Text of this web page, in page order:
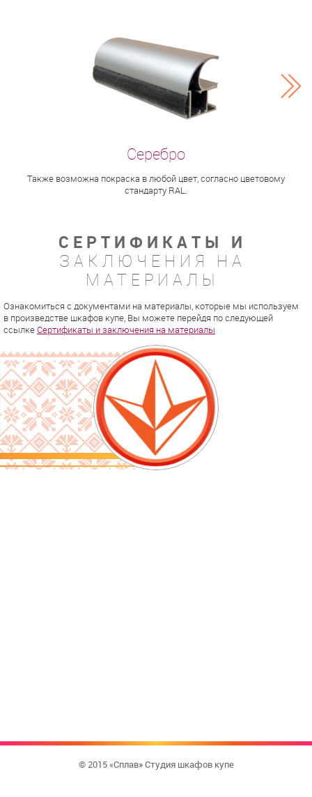
Также возможна покраска в любой цвет, согласно цветовому
стандарту RAL.
СЕРТИФИКАТЫ И
ЗАКЛЮЧЕНИЯ НА
МАТЕРИАЛЫ
Ознакомиться с документами на материалы, которые мы используем
в произведстве шкафов купе, Вы можете перейдя по следующей
ссылкеСертификаты и заключения на материалы
© 2015 «Сплав» Студия шкафов купе